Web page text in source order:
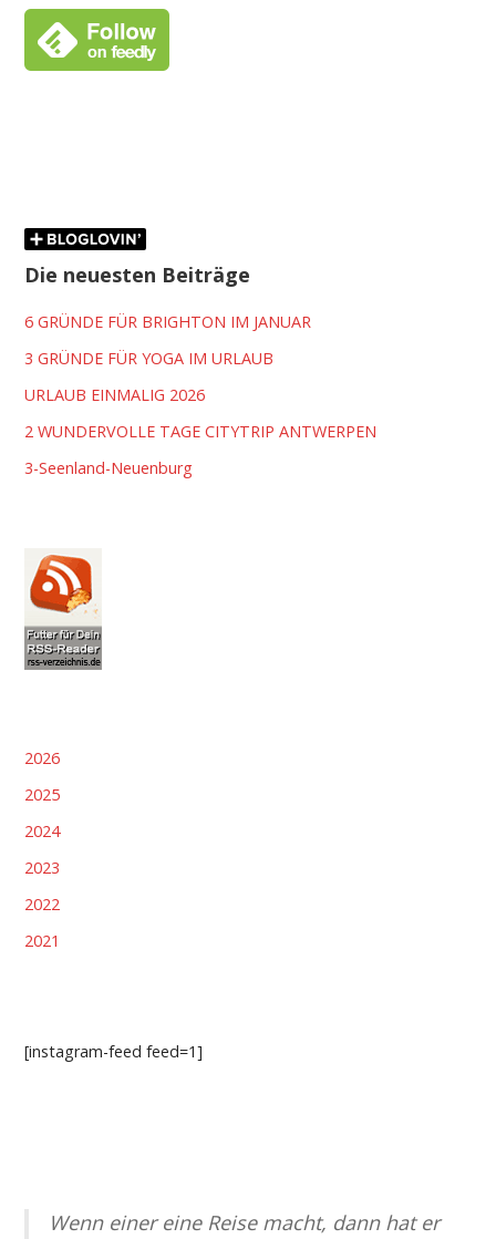
Die neuesten Beiträge
6 GRÜNDE FÜR BRIGHTON IM JANUAR
3 GRÜNDE FÜR YOGA IM URLAUB
URLAUB EINMALIG 2026
2 WUNDERVOLLE TAGE CITYTRIP ANTWERPEN
3-Seenland-Neuenburg
2026
2025
2024
2023
2022
2021
[instagram-feed feed=1]
Wenn einer eine Reise macht, dann hat er